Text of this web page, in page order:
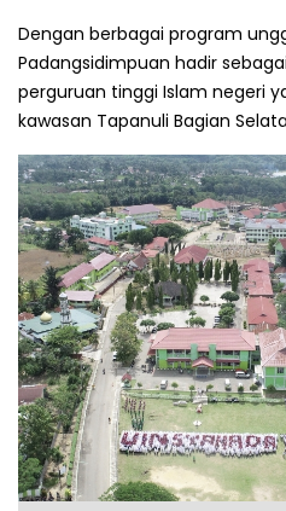
Dengan berbagai program
Padangsidimpuan hadir
perguruan tinggi Islam negeri
kawasan Tapanuli Bagian